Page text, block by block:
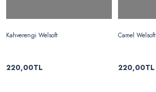
Kahverengi Welsoft
220,00TL
Camel Welsoft
220,00TL